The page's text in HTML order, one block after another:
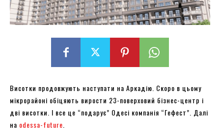
Висотки продовжують наступати на Аркадію. Скоро в цьому
мікрорайоні обіцяють вирости 23-поверховий бізнес-центр і
дві висотки. І все це “подарує” Одесі компанія “Гефест”. Далі
на odessa-future